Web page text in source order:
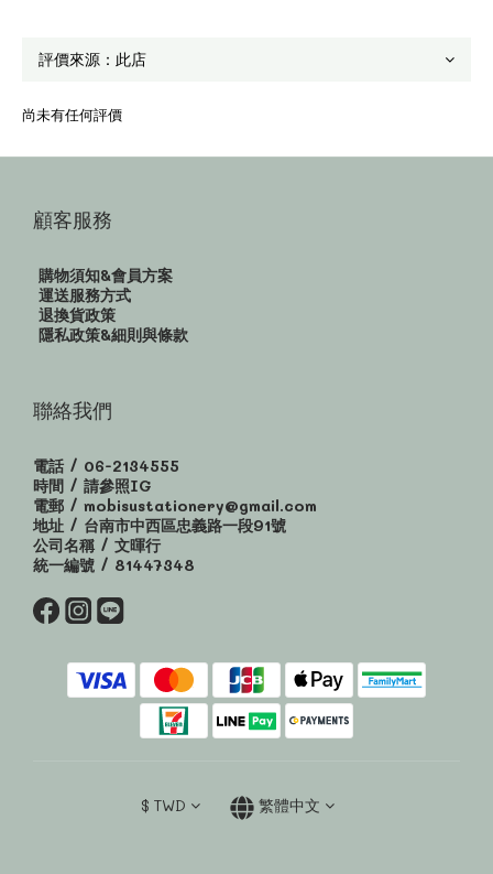
尚未有任何評價
顧客服務
購物須知&會員方案
運送服務方式
退換貨政策
隱私政策&細則與條款
聯絡我們
電話 / 06-2134555
時間 / 請參照IG
電郵 / mobisustationery@gmail.com
地址 / 台南市中西區忠義路一段91號
公司名稱 / 文暉行
統一編號 / 81447348
$ TWD 繁體中文